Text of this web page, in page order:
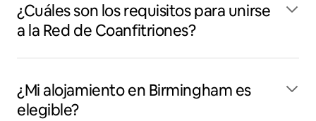
¿Cuáles son los requisitos para unirse
a la Red de Coanfitriones?
¿Mi alojamiento en Birmingham es
elegible?